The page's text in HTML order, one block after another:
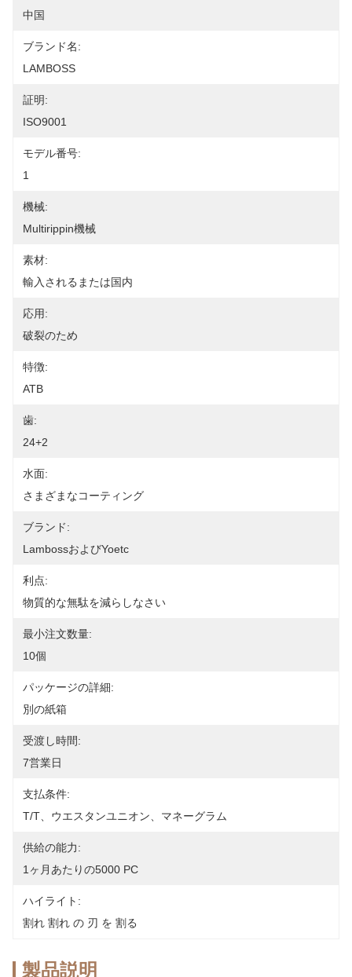
中国
ブランド名:
LAMBOSS
証明:
ISO9001
モデル番号:
1
機械:
Multirippin機械
素材:
輸入されるまたは国内
応用:
破裂のため
特徴:
ATB
歯:
24+2
水面:
さまざまなコーティング
ブランド:
LambossおよびYoetc
利点:
物質的な無駄を減らしなさい
最小注文数量:
10個
パッケージの詳細:
別の紙箱
受渡し時間:
7営業日
支払条件:
T/T、ウエスタンユニオン、マネーグラム
供給の能力:
1ヶ月あたりの5000 PC
ハイライト:
割れ 割れ の 刃 を 割る
製品説明